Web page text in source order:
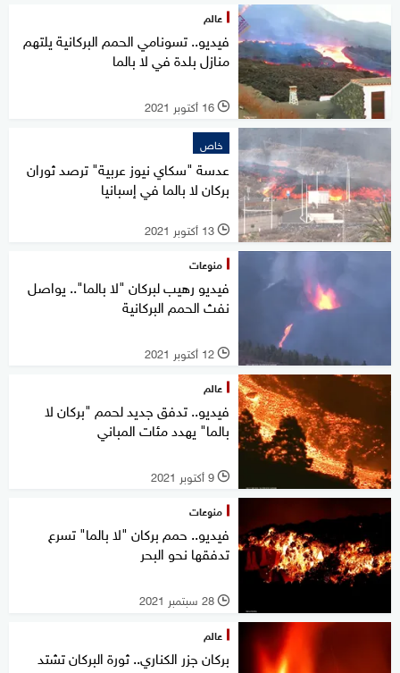
عالم
فيديو.. تسونامي الحمم البركانية يلتهم
منازل بلدة في لا بالما
l 16 أكتوبر 2021
خاص
عدسة "سكاي نيوز عربية" ترصد ثوران
بركان لا بالما في إسبانيا
l 13 أكتوبر 2021
منوعات
فيديو رهيب لبركان "لا بالما".. يواصل
نفث الحمم البركانية
l 12 أكتوبر 2021
عالم
فيديو.. تدفق جديد لحمم "بركان لا
بالما" يهدد مئات المباني
l 9 أكتوبر 2021
منوعات
فيديو.. حمم بركان "لا بالما" تسرع
تدفقها نحو البحر
l 28 سبتمبر 2021
عالم
بركان جزر الكناري.. ثورة البركان تشتد